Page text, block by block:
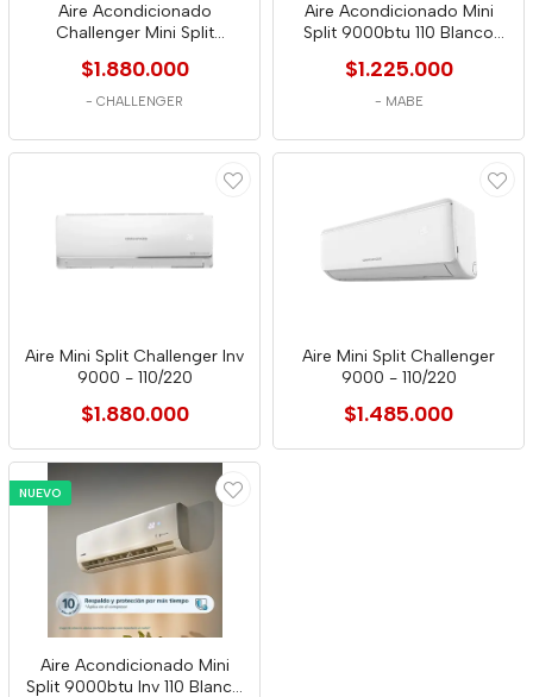
Aire Acondicionado
Challenger Mini Split
$1.880.000
- CHALLENGER
Aire Acondicionado Mini
Split 9000btu 110 Blanco
$1.225.000
- MABE
Aire Mini Split Challenger Inv
9000 - 110/220
$1.880.000
Aire Mini Split Challenger
9000 - 110/220
$1.485.000
NUEVO
Aire Acondicionado Mini
Split 9000btu Inv 110 Blanco